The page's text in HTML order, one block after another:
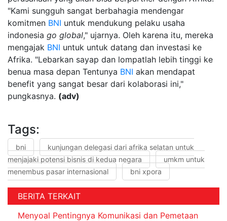
"Kami sungguh sangat berbahagia mendengar
komitmen BNI untuk mendukung pelaku usaha
indonesia go global," ujarnya. Oleh karena itu, mereka
mengajak BNI untuk untuk datang dan investasi ke
Afrika. "Lebarkan sayap dan lompatlah lebih tinggi ke
benua masa depan Tentunya BNI akan mendapat
benefit yang sangat besar dari kolaborasi ini,"
pungkasnya. (adv)
Tags:
bni
kunjungan delegasi dari afrika selatan untuk
menjajaki potensi bisnis di kedua negara
umkm untuk
menembus pasar internasional
bni xpora
BERITA TERKAIT
Menyoal Pentingnya Komunikasi dan Pemetaan